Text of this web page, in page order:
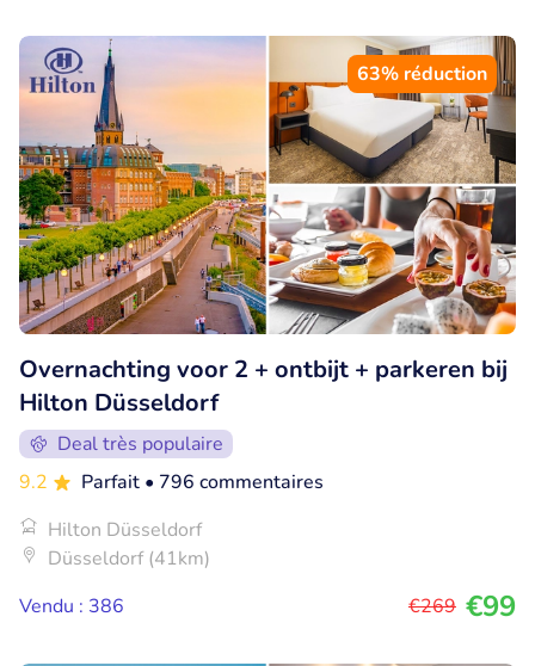
63% réduction
Overnachting voor 2 + ontbijt + parkeren bij
Hilton Düsseldorf
Deal très populaire
9.2
Parfait • 796 commentaires
Hilton Düsseldorf
Düsseldorf (41km)
Vendu : 386
€269 €99